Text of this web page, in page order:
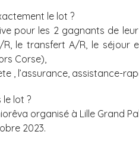
le lot ?
pour les 2 gagnants de
le transfert A/R, le séjour
Corse),
, l’assurance, assistance-
le lot ?
organisé à Lille Grand
2023.